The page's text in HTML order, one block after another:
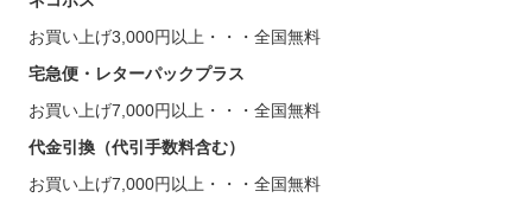
お買い上げ3,000円以上・・・全国無料
宅急便・レターパックプラス
お買い上げ7,000円以上・・・全国無料
代金引換（代引手数料含む）
お買い上げ7,000円以上・・・全国無料